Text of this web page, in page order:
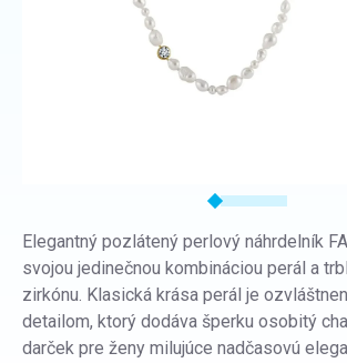
Elegantný pozlátený perlový náhrdelník
svojou jedinečnou kombináciou perál a
zirkónu. Klasická krása perál je
detailom, ktorý dodáva šperku osobitý
darček pre ženy milujúce nadčasovú